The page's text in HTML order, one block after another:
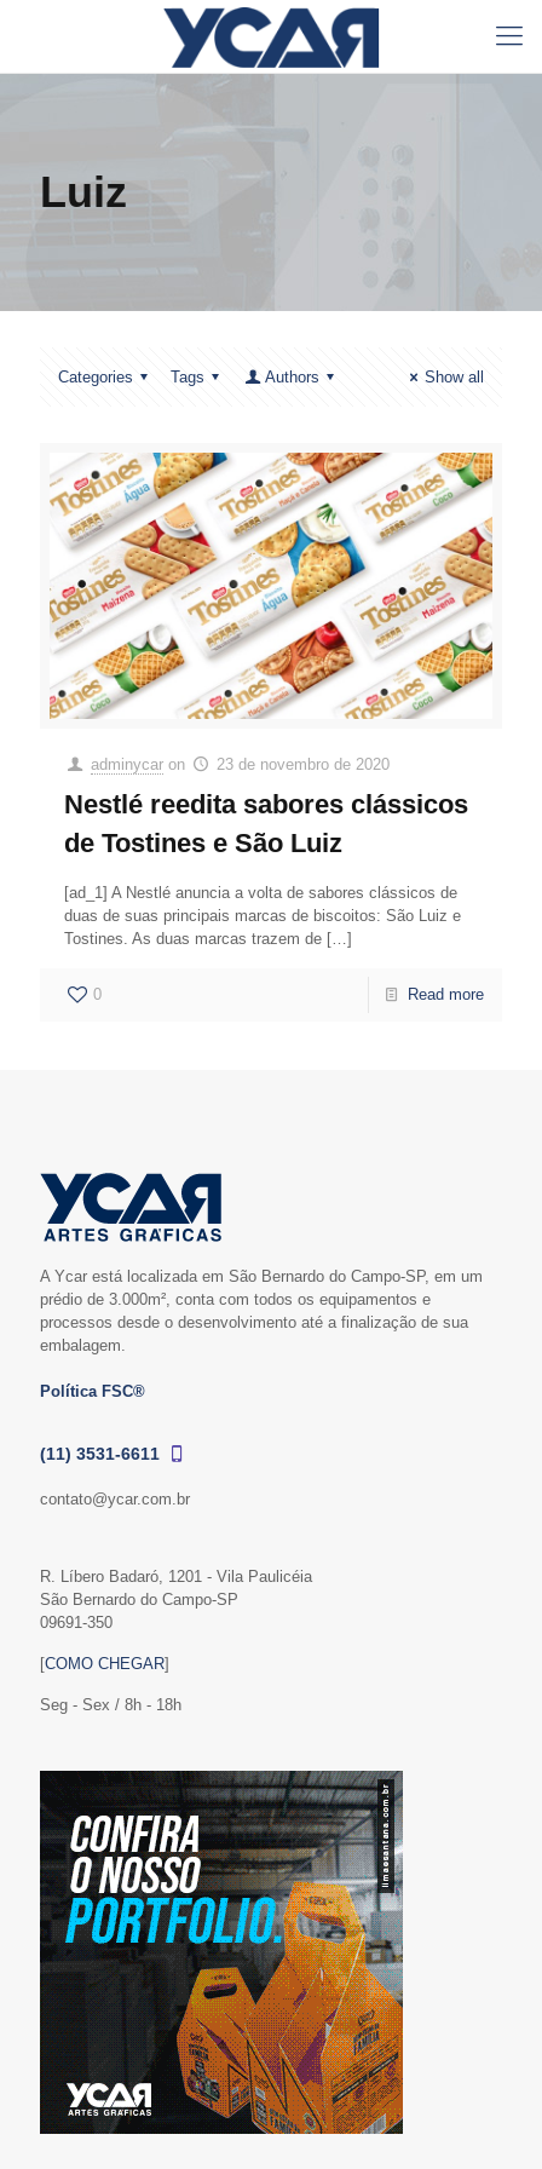
Luiz
Categories Tags Authors Show all
adminycar on 23 de novembro de 2020
Nestlé reedita sabores clássicos
de Tostines e São Luiz
[ad_1] A Nestlé anuncia a volta de sabores clássicos de
duas de suas principais marcas de biscoitos: São Luiz e
Tostines. As duas marcas trazem de […]
0 Read more
A Ycar está localizada em São Bernardo do Campo-SP, em um
prédio de 3.000m², conta com todos os equipamentos e
processos desde o desenvolvimento até a finalização de sua
embalagem.
Política FSC®
(11) 3531-6611
contato@ycar.com.br
R. Líbero Badaró, 1201 - Vila Paulicéia
São Bernardo do Campo-SP
09691-350
[COMO CHEGAR]
Seg - Sex / 8h - 18h